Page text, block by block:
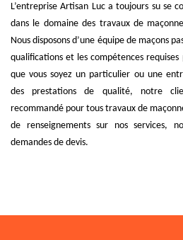
L’entreprise Artisan Luc a toujours su se
dans le domaine des travaux de
Nous disposons d’une équipe de maçons
qualifications et les compétences
que vous soyez un particulier ou une
des prestations de qualité, notre
recommandé pour tous travaux de
de renseignements sur nos services,
demandes de devis.